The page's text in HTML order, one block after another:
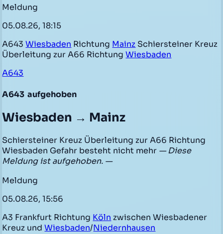
Meldung
05.08.26, 18:15
A643Wiesbaden Richtung Mainz Schiersteiner Kreuz
Überleitung zur A66 RichtungWiesbaden
A643
A643 aufgehoben
Wiesbaden → Mainz
Schiersteiner Kreuz Überleitung zur A66 Richtung
Wiesbaden Gefahr besteht nicht mehr — Diese
Meldung ist aufgehoben. —
Meldung
05.08.26, 15:56
A3 Frankfurt Richtung Köln zwischen Wiesbadener
Kreuz undWiesbaden/Niedernhausen